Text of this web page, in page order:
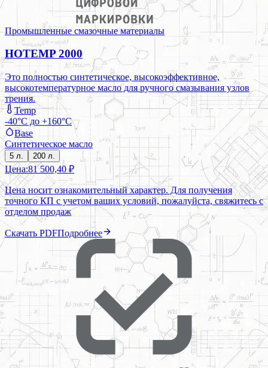
Промышленные смазочные материалы
HOTEMP 2000
Это полностью синтетическое, высокоэффективное,
высокотемпературное масло для ручного смазывания узлов
трения.
Temp
-40°C до +160°C
Base
Синтетическое масло
5 л. 200 л.
Цена:81 500,40 ₽
Цена носит ознакомительный характер. Для получения
точного КП с учетом ваших условий, пожалуйста, свяжитесь с
отделом продаж
Скачать PDFПодробнее